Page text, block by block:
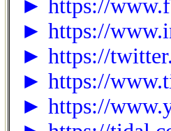
► https://
► https://
► https://
► https://
► https://